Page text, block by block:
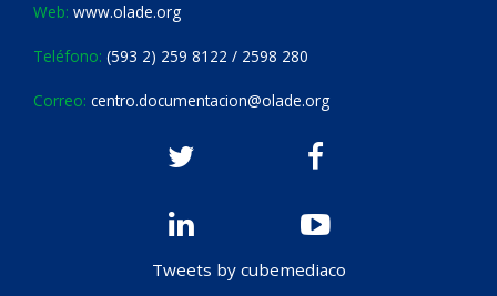
Web: www.olade.org
Teléfono: (593 2) 259 8122 / 2598 280
Correo: centro.documentacion@olade.org
Tweets by cubemediaco